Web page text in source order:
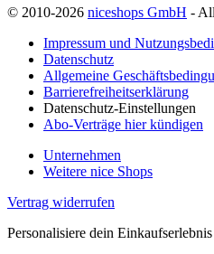
© 2010-2026 niceshops GmbH -
Impressum und
Datenschutz
Allgemeine
Barrierefreiheitserklärung
Datenschutz-Einstellungen
Abo-Verträge hier kündigen
Unternehmen
Weitere nice Shops
Vertrag widerrufen
Personalisiere dein Einkaufserlebnis